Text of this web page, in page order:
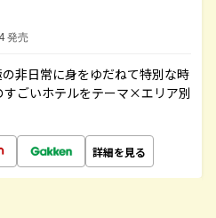
発売
非日常に身をゆだねて特別な時
ごいホテルをテーマ×エリア別
詳細を見る